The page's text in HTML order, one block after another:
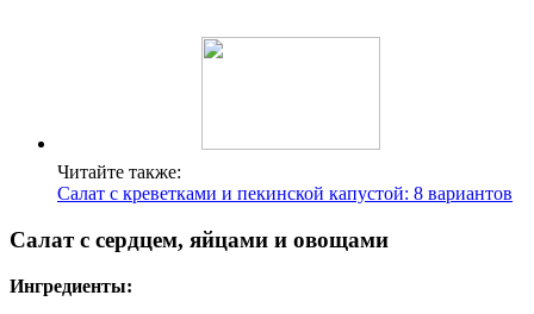
Читайте также:
Салат с креветками и пекинской капустой: 8 вариантов
Салат с сердцем, яйцами и овощами
Ингредиенты: